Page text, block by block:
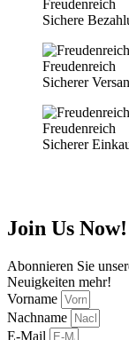
Sichere
Sicherer
Sicherer
Join Us Now!
Abonnieren Sie
Neuigkeiten mehr!
Vorname
Nachname
E-Mail